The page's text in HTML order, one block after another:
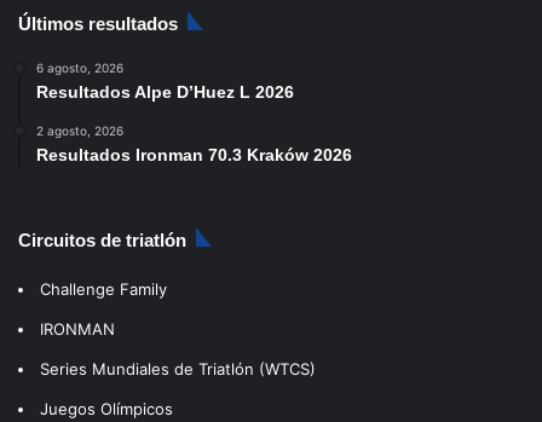
Últimos resultados
6 agosto, 2026
Resultados Alpe D’Huez L 2026
2 agosto, 2026
Resultados Ironman 70.3 Kraków 2026
Circuitos de triatlón
Challenge Family
IRONMAN
Series Mundiales de Triatlón (WTCS)
Juegos Olímpicos